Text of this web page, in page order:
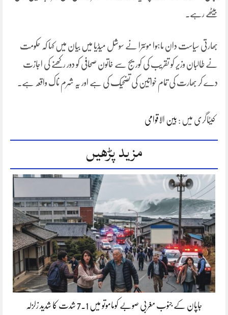
بیٹھے رہے۔
بھارتی سیاست دان ماہوا موئترا نے سوشل میڈیا میں بیان میں کہا کہ حکومت
نے طالبان وزیر کو تقریب کی کوریج سے خاتون صحافی کو دور رکھنے کی اجازت
دے کر بھارت کی تمام خواتین کی تضحیک کی ہے اور یہ شرم ناک واقعہ ہے۔
کیٹاگری میں : بین الاقوامی
مزید پڑھیں
جاپان کے جنوب مغربی صوبے کوماموتو میں 7.1 شدت کا شدید زلزلہ